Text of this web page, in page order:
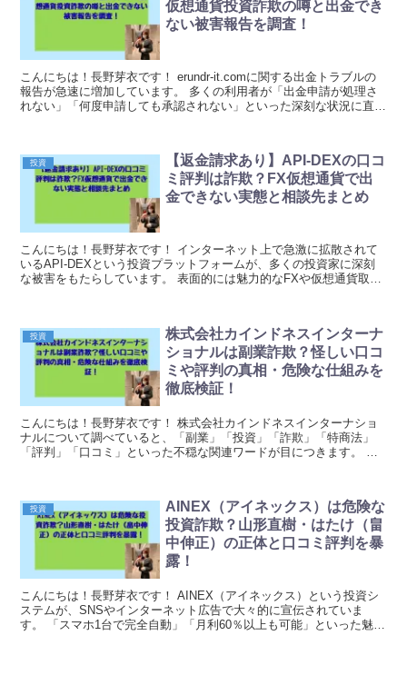
仮想通貨投資詐欺の噂と出金でき
ない被害報告を調査！
こんにちは！長野芽衣です！ erundr-it.comに関する出金トラブルの
報告が急速に増加しています。 多くの利用者が「出金申請が処理さ
れない」「何度申請しても承認されない」といった深刻な状況に直面
投資
【返金請求あり】API-DEXの口コ
ミ評判は詐欺？FX仮想通貨で出
金できない実態と相談先まとめ
こんにちは！長野芽衣です！ インターネット上で急激に拡散されて
いるAPI-DEXという投資プラットフォームが、多くの投資家に深刻
な被害をもたらしています。 表面的には魅力的なFXや仮想通貨取引
投資
株式会社カインドネスインターナ
ショナルは副業詐欺？怪しい口コ
ミや評判の真相・危険な仕組みを
徹底検証！
こんにちは！長野芽衣です！ 株式会社カインドネスインターナショ
ナルについて調べていると、「副業」「投資」「詐欺」「特商法」
「評判」「口コミ」といった不穏な関連ワードが目につきます。 こ
投資
AINEX（アイネックス）は危険な
投資詐欺？山形直樹・はたけ（畠
中伸正）の正体と口コミ評判を暴
露！
こんにちは！長野芽衣です！ AINEX（アイネックス）という投資シ
ステムが、SNSやインターネット広告で大々的に宣伝されていま
す。 「スマホ1台で完全自動」「月利60％以上も可能」といった魅力